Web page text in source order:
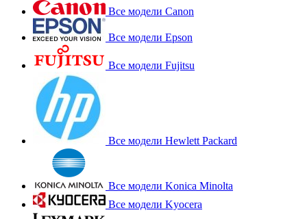
Все модели Canon
Все модели Epson
Все модели Fujitsu
Все модели Hewlett Packard
Все модели Konica Minolta
Все модели Kyocera